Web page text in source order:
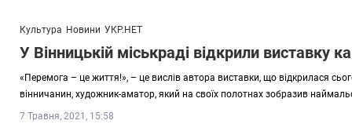
Культура Новини УКР.НЕТ
У Вінницькій міськраді відкрили виставку
«Перемога – це життя!», – це вислів автора виставки, що відкрилася
вінничанин, художник-аматор, який на своїх полотнах зобразив
7 Травня, 2021, 15:58